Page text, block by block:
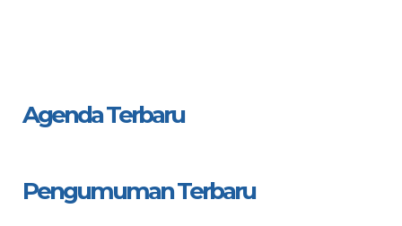
Agenda Terbaru
Pengumuman Terbaru